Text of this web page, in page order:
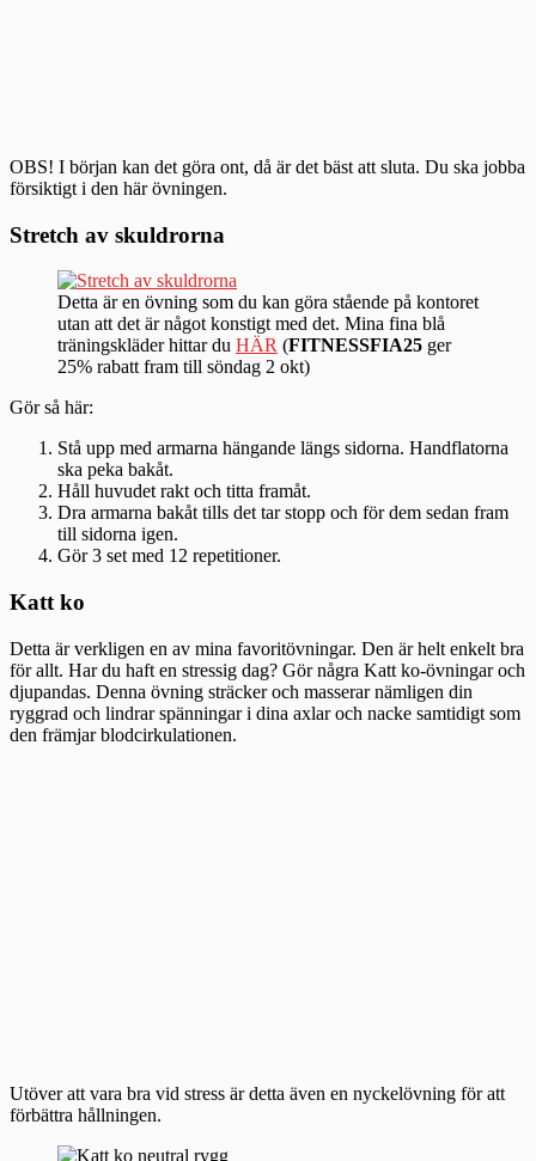
OBS! I början kan det göra ont, då är det bäst att sluta. Du ska jobba
försiktigt i den här övningen.
Stretch av skuldrorna
Detta är en övning som du kan göra stående på kontoret
utan att det är något konstigt med det. Mina fina blå
träningskläder hittar du HÄR (FITNESSFIA25 ger
25% rabatt fram till söndag 2 okt)
Gör så här:
Stå upp med armarna hängande längs sidorna. Handflatorna
ska peka bakåt.
Håll huvudet rakt och titta framåt.
Dra armarna bakåt tills det tar stopp och för dem sedan fram
till sidorna igen.
Gör 3 set med 12 repetitioner.
Katt ko
Detta är verkligen en av mina favoritövningar. Den är helt enkelt bra
för allt. Har du haft en stressig dag? Gör några Katt ko-övningar och
djupandas. Denna övning sträcker och masserar nämligen din
ryggrad och lindrar spänningar i dina axlar och nacke samtidigt som
den främjar blodcirkulationen.
Utöver att vara bra vid stress är detta även en nyckelövning för att
förbättra hållningen.